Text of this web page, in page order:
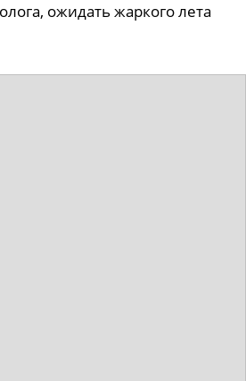
ожидать жаркого лета